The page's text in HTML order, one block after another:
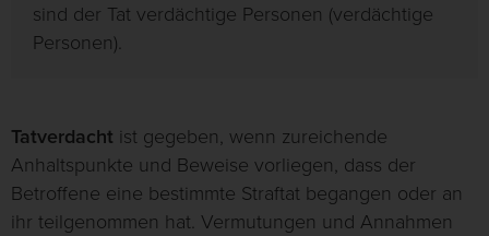
sind der Tat verdächtige Personen (verdächtige
Personen).
Tatverdacht ist gegeben, wenn zureichende
Anhaltspunkte und Beweise vorliegen, dass der
Betroffene eine bestimmte Straftat begangen oder an
ihr teilgenommen hat. Vermutungen und Annahmen